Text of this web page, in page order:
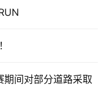
间对部分道路采取